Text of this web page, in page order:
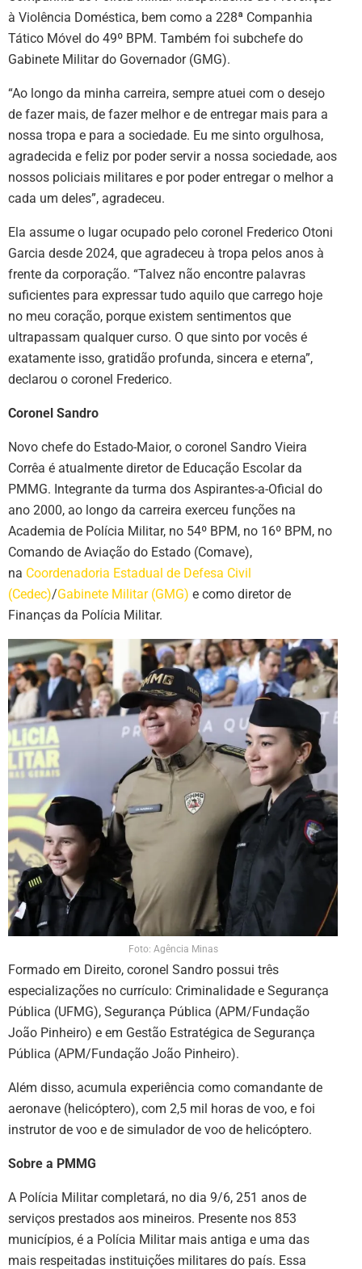
à Violência Doméstica, bem como a 228ª Companhia
Tático Móvel do 49º BPM. Também foi subchefe do
Gabinete Militar do Governador (GMG).
“Ao longo da minha carreira, sempre atuei com o desejo
de fazer mais, de fazer melhor e de entregar mais para a
nossa tropa e para a sociedade. Eu me sinto orgulhosa,
agradecida e feliz por poder servir a nossa sociedade, aos
nossos policiais militares e por poder entregar o melhor a
cada um deles”, agradeceu.
Ela assume o lugar ocupado pelo coronel Frederico Otoni
Garcia desde 2024, que agradeceu à tropa pelos anos à
frente da corporação. “Talvez não encontre palavras
suficientes para expressar tudo aquilo que carrego hoje
no meu coração, porque existem sentimentos que
ultrapassam qualquer curso. O que sinto por vocês é
exatamente isso, gratidão profunda, sincera e eterna”,
declarou o coronel Frederico.
Coronel Sandro
Novo chefe do Estado-Maior, o coronel Sandro Vieira
Corrêa é atualmente diretor de Educação Escolar da
PMMG. Integrante da turma dos Aspirantes-a-Oficial do
ano 2000, ao longo da carreira exerceu funções na
Academia de Polícia Militar, no 54º BPM, no 16º BPM, no
Comando de Aviação do Estado (Comave),
na Coordenadoria Estadual de Defesa Civil
(Cedec)/Gabinete Militar (GMG) e como diretor de
Finanças da Polícia Militar.
Foto: Agência Minas
Formado em Direito, coronel Sandro possui três
especializações no currículo: Criminalidade e Segurança
Pública (UFMG), Segurança Pública (APM/Fundação
João Pinheiro) e em Gestão Estratégica de Segurança
Pública (APM/Fundação João Pinheiro).
Além disso, acumula experiência como comandante de
aeronave (helicóptero), com 2,5 mil horas de voo, e foi
instrutor de voo e de simulador de voo de helicóptero.
Sobre a PMMG
A Polícia Militar completará, no dia 9/6, 251 anos de
serviços prestados aos mineiros. Presente nos 853
municípios, é a Polícia Militar mais antiga e uma das
mais respeitadas instituições militares do país. Essa